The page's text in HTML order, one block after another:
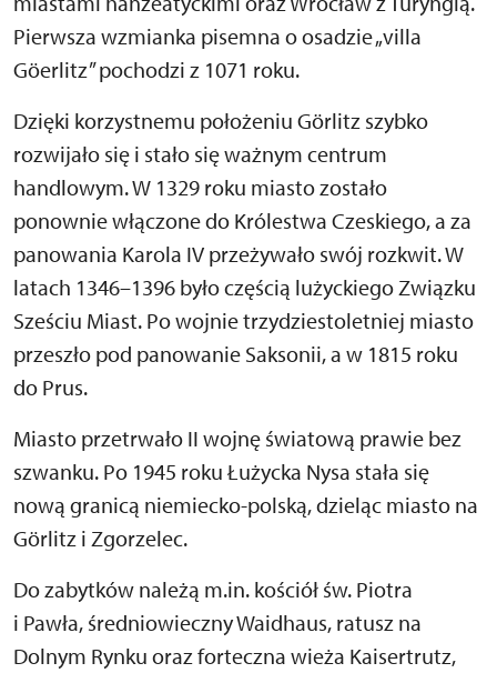
Pierwsza wzmianka pisemna o osadzie „villa
Göerlitz” pochodzi z 1071 roku.
Dzięki korzystnemu położeniu Görlitz szybko
rozwijało się i stało się ważnym centrum
handlowym. W 1329 roku miasto zostało
ponownie włączone do Królestwa Czeskiego, a za
panowania Karola IV przeżywało swój rozkwit. W
latach 1346–1396 było częścią lużyckiego Związku
Sześciu Miast. Po wojnie trzydziestoletniej miasto
przeszło pod panowanie Saksonii, a w 1815 roku
do Prus.
Miasto przetrwało II wojnę światową prawie bez
szwanku. Po 1945 roku Łużycka Nysa stała się
nową granicą niemiecko-polską, dzieląc miasto na
Görlitz i Zgorzelec.
Do zabytków należą m.in. kościół św. Piotra
i Pawła, średniowieczny Waidhaus, ratusz na
Dolnym Rynku oraz forteczna wieża Kaisertrutz,